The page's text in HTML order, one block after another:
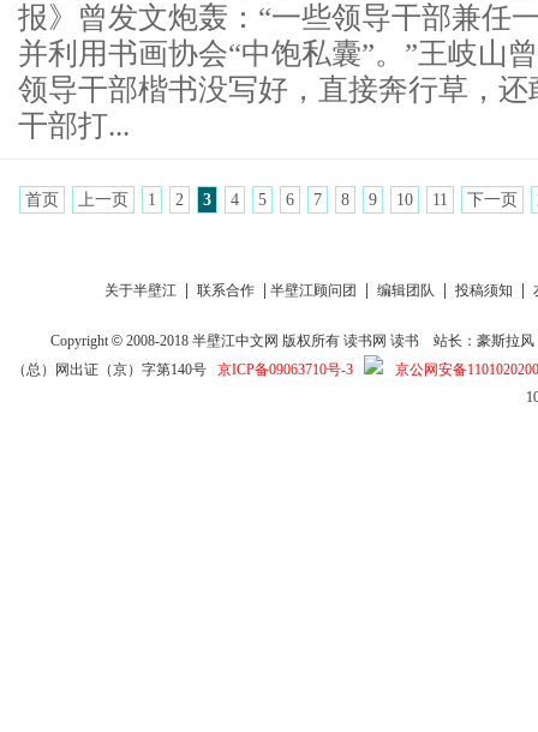
报》曾发文炮轰：“一些领导干部兼任
并利用书画协会“中饱私囊”。”王岐山
领导干部楷书没写好，直接奔行草，
干部打...
首页 上一页 1 2 3 4 5 6 7 8 9 10 11 下一页
关于半壁江 联系合作 半壁江顾问团 编辑团队 投稿须知
Copyright © 2008-2018半壁江中文网 版权所有读书网 读书
站长：豪斯拉风
（总）网出证（京）字第140号 京ICP备09063710号-3
京公网安备